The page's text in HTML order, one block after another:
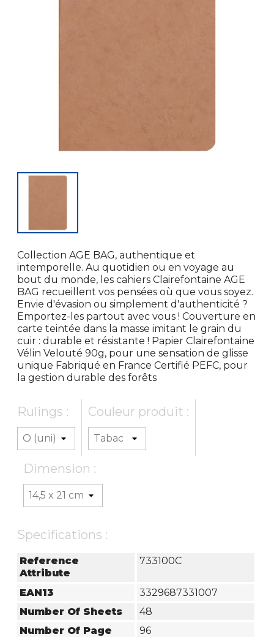
Collection AGE BAG, authentique et
intemporelle. Au quotidien ou en voyage au
bout du monde, les cahiers Clairefontaine AGE
BAG recueillent vos pensées où que vous soyez.
Envie d'évasion ou simplement d'authenticité ?
Emportez-les partout avec vous ! Couverture en
carte teintée dans la masse imitant le grain du
cuir : durable et résistante ! Papier Clairefontaine
Vélin Velouté 90g, pour une sensation de glisse
unique Fabriqué en France Certifié PEFC, pour
la gestion durable des forêts
Rulings : Couleur produit :
Dimension :
Specifications :
Reference
Attribute
733100C
EAN13
3329687331007
Number Of Sheets
48
Number Of Page
96